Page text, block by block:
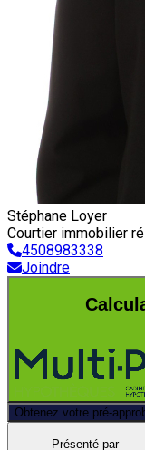
Stéphane Loyer
Courtier immobilier
4508983338
Joindre
Obtenez votre pré-
Présenté par